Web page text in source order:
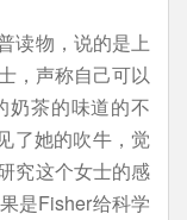
读物，说的是上
，声称自己可以
奶茶的味道的不
了她的吹牛，觉
究这个女士的感
是Fisher给科学